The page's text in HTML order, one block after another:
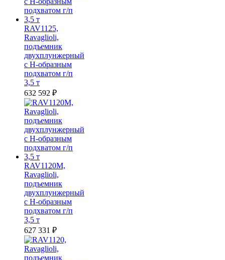
RAV1125,
Ravaglioli,
подъемник
двухплунжерный
с Н-образным
подхватом г/п
3,5 т
632 592 ₽
RAV1120M,
Ravaglioli,
подъемник
двухплунжерный
с Н-образным
подхватом г/п
3,5 т
627 331 ₽